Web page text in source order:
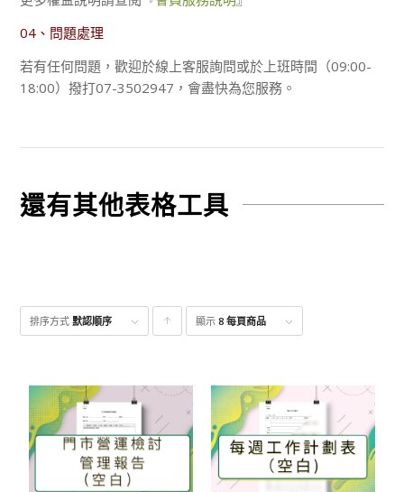
04、問題處理
若有任何問題，歡迎於線上客服詢問或於上班時間（09:00-
18:00）撥打07-3502947，會盡快為您服務。
還有其他表格工具
排序方式默認順序 點
品
顯示8 每頁商品